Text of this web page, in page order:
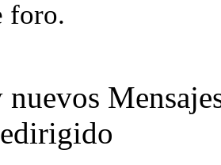
foro.
nuevos